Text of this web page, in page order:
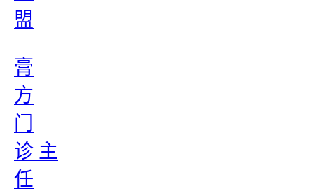
盟
膏
方
门
诊 主
任